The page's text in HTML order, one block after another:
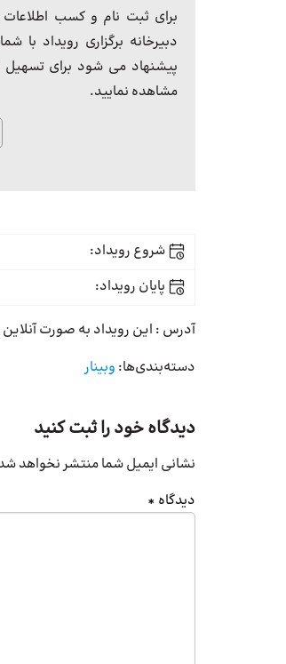
برای ثبت نام و کسب اطلاعات
پیشنهاد می شود برای تسهیل
مشاهده نمایید.
شروع رویداد:
پایان رویداد:
آدرس : این رویداد به صورت آنلاین
دسته‌بندی‌ها: وبینار
دیدگاه خود را ثبت کنید
نشانی ایمیل شما منتشر نخواهد
دیدگاه *